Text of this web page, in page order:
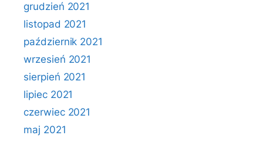
grudzień 2021
listopad 2021
październik 2021
wrzesień 2021
sierpień 2021
lipiec 2021
czerwiec 2021
maj 2021